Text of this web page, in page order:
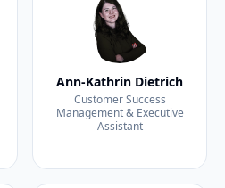
Ann-Kathrin Dietrich
Customer Success
Management & Executive
Assistant